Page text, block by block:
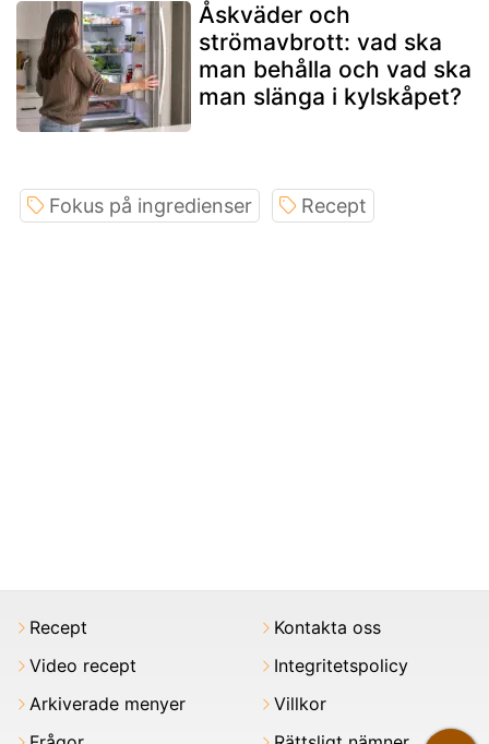
Åskväder och
strömavbrott: vad ska
man behålla och vad ska
man slänga i kylskåpet?
Fokus på ingredienser Recept
Recept
Video recept
Arkiverade menyer
Kontakta oss
Integritetspolicy
Villkor